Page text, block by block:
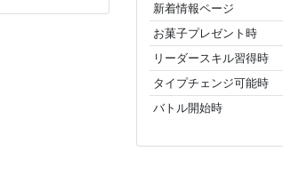
新着情報ページ
お菓子プレゼント時
リーダースキル習得時
タイプチェンジ可能時
バトル開始時